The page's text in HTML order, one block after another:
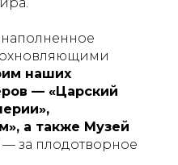
наших
— «Царский
а также Музей
— за плодотворное